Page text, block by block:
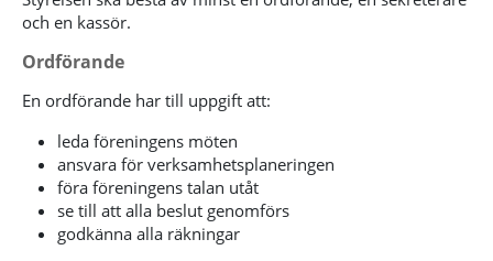
och en kassör.
Ordförande
En ordförande har till uppgift att:
leda föreningens möten
ansvara för verksamhetsplaneringen
föra föreningens talan utåt
se till att alla beslut genomförs
godkänna alla räkningar